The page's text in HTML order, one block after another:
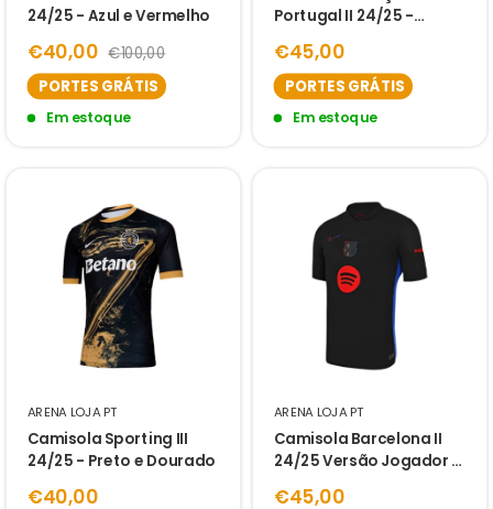
24/25 - Azul e Vermelho
€40,00 €100,00
PORTES GRÁTIS
Em estoque
Portugal II 24/25 -
Azulejo
€45,00
PORTES GRÁTIS
Em estoque
ARENA LOJA PT
Camisola Sporting III
24/25 - Preto e Dourado
€40,00
ARENA LOJA PT
Camisola Barcelona II
24/25 Versão Jogador -
€45,00